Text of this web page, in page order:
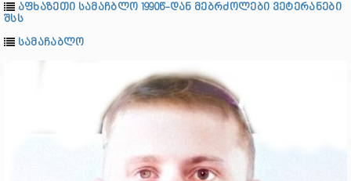
აფხაზეთი სამაჩბლო 1990წ-დან მებრძოლები ვეტერანები
შსს
სამაჩაბლო